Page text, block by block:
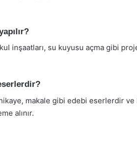
inşaatları, su kuyusu açma gibi
makale gibi edebi eserlerdir
alınır.